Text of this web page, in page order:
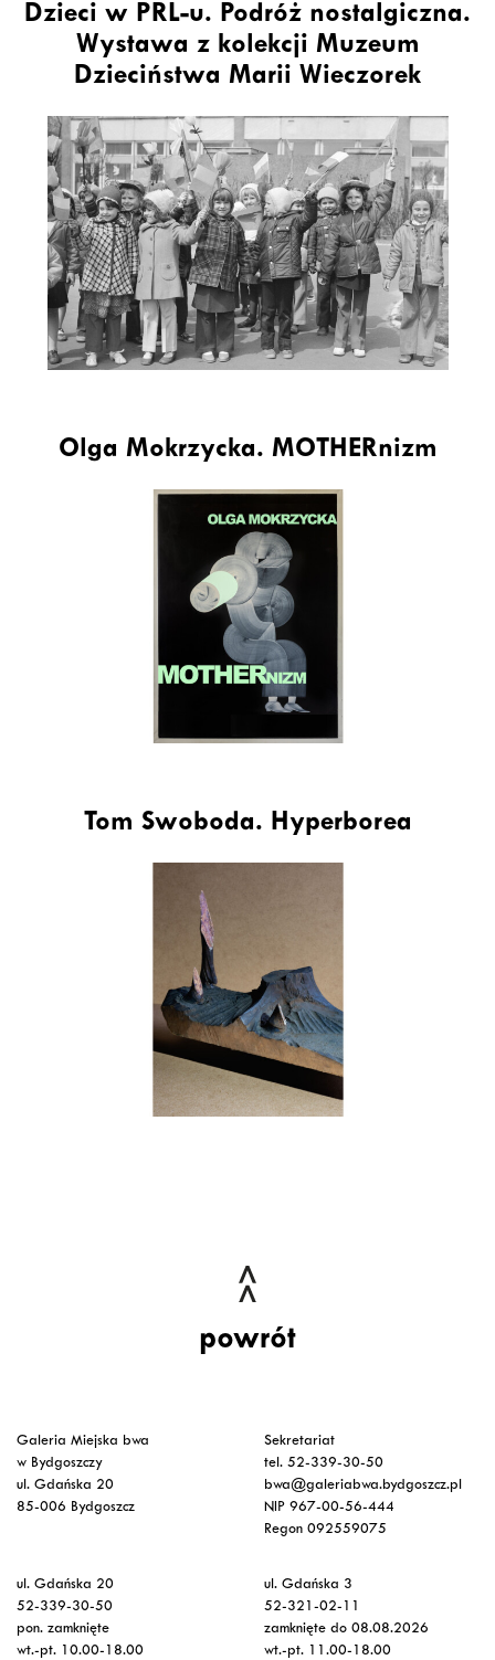
Dzieci w PRL-u. Podróż nostalgiczna.
Wystawa z kolekcji Muzeum
Dzieciństwa Marii Wieczorek
Olga Mokrzycka. MOTHERnizm
Tom Swoboda. Hyperborea
powrót
Galeria Miejska bwa
w Bydgoszczy
ul. Gdańska 20
85-006 Bydgoszcz
Sekretariat
tel. 52-339-30-50
bwa@galeriabwa.bydgoszcz.pl
NIP 967-00-56-444
Regon 092559075
ul. Gdańska 20
52-339-30-50
pon. zamknięte
wt.-pt. 10.00-18.00
ul. Gdańska 3
52-321-02-11
zamknięte do 08.08.2026
wt.-pt. 11.00-18.00